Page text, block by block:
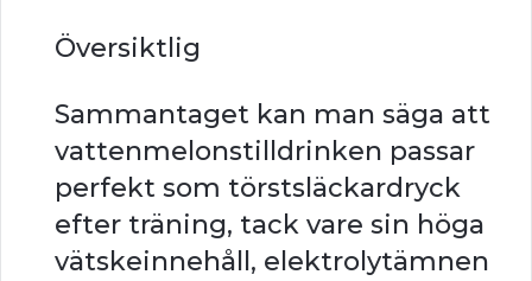
Översiktlig
Sammantaget kan man säga att
vattenmelonstilldrinken passar
perfekt som törstsläckardryck
efter träning, tack vare sin höga
vätskeinnehåll, elektrolytämnen